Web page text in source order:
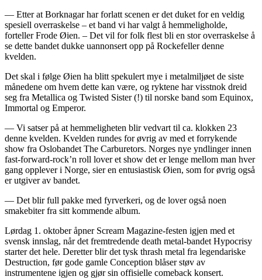
— Etter at Borknagar har forlatt scenen er det duket for en veldig
spesiell overraskelse – et band vi har valgt å hemmeligholde,
forteller Frode Øien. – Det vil for folk flest bli en stor overraskelse å
se dette bandet dukke uannonsert opp på Rockefeller denne
kvelden.
Det skal i følge Øien ha blitt spekulert mye i metalmiljøet de siste
månedene om hvem dette kan være, og ryktene har visstnok dreid
seg fra Metallica og Twisted Sister (!) til norske band som Equinox,
Immortal og Emperor.
— Vi satser på at hemmeligheten blir vedvart til ca. klokken 23
denne kvelden. Kvelden rundes for øvrig av med et forrykende
show fra Oslobandet The Carburetors. Norges nye yndlinger innen
fast-forward-rock’n roll lover et show det er lenge mellom man hver
gang opplever i Norge, sier en entusiastisk Øien, som for øvrig også
er utgiver av bandet.
— Det blir full pakke med fyrverkeri, og de lover også noen
smakebiter fra sitt kommende album.
Lørdag 1. oktober åpner Scream Magazine-festen igjen med et
svensk innslag, når det fremtredende death metal-bandet Hypocrisy
starter det hele. Deretter blir det tysk thrash metal fra legendariske
Destruction, før gode gamle Conception blåser støv av
instrumentene igjen og gjør sin offisielle comeback konsert.